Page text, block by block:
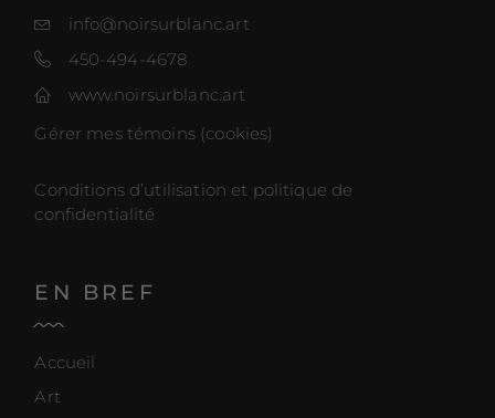
info@noirsurblanc.art
450-494-4678
www.noirsurblanc.art
Gérer mes témoins (cookies)
Conditions d’utilisation et politique de
confidentialité
EN BREF
Accueil
Art